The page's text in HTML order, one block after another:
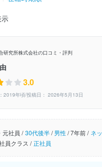
研究所株式会社の口コミ・評判
3.0
2019年頃/投稿日： 2026年5月13日
元社員 / 30代後半/男性/7年前 / ネ
員クラス / 正社員